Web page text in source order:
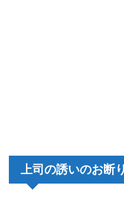
上司の誘いのお断